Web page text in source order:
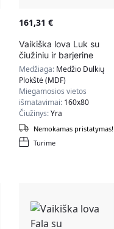
161,31 €
Vaikiška lova Luk su
čiužiniu ir barjerine
apsauga 164 cm x 85
cm x 63 cm,
drambliukas
Medžiaga: Medžio Dulkių
Plokštė (MDF)
Miegamosios vietos
išmatavimai: 160x80
Čiužinys:Yra
Turime
Nemokamas pristatymas!